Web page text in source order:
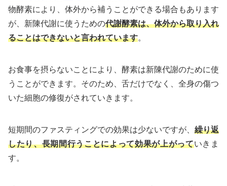
物酵素により、体外から補うことができる場合もあります
が、新陳代謝に使うための代謝酵素は、体外から取り入れ
ることはできないと言われています。
お食事を摂らないことにより、酵素は新陳代謝のために使
うことができます。そのため、舌だけでなく、全身の傷つ
いた細胞の修復がされていきます。
短期間のファスティングでの効果は少ないですが、 繰り返
したり、長期間行うことによって効果が上がっていきま
す。